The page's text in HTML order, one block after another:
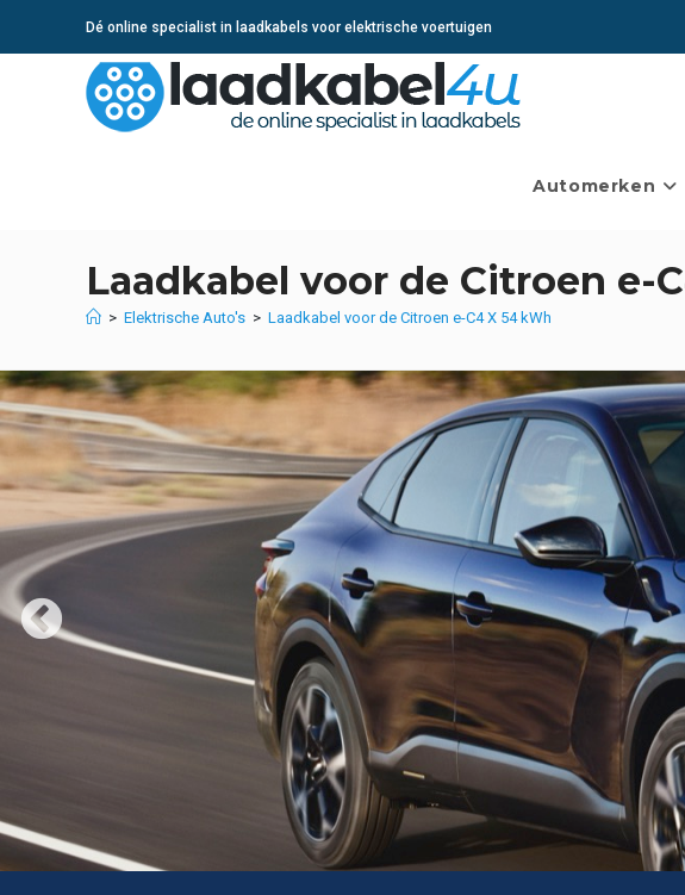
Dé online specialist in laadkabels voor elektrische voertuigen
Automerken
Laadkabel voor de Citroen e-
> Elektrische Auto's > Laadkabel voor de Citroen e-C4 X 54 kWh